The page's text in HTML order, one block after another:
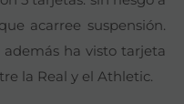
acarree suspensión.
además ha visto tarjeta
la Real y el Athletic.